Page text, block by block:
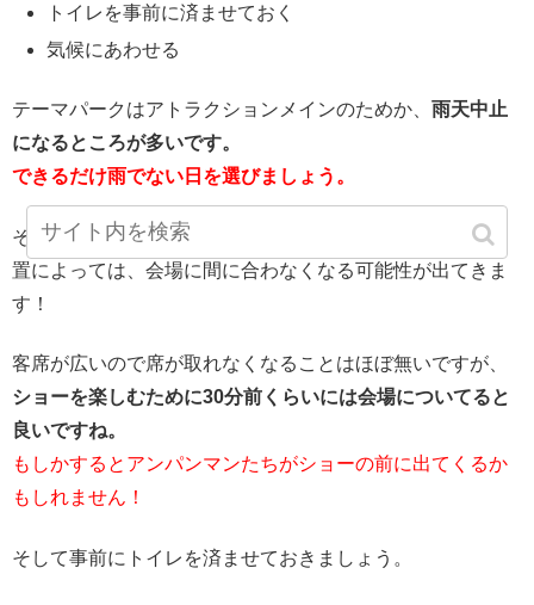
トイレを事前に済ませておく
気候にあわせる
テーマパークはアトラクションメインのためか、 雨天中止
になるところが多いです。
できるだけ雨でない日を選びましょう。
そしてアトラクションに並ぶ時間や、アトラクションの位
置によっては、会場に間に合わなくなる可能性が出てきま
す！
客席が広いので席が取れなくなることはほぼ無いですが、
ショーを楽しむために30分前くらいには会場についてると
良いですね。
もしかするとアンパンマンたちがショーの前に出てくるか
もしれません！
そして事前にトイレを済ませておきましょう。